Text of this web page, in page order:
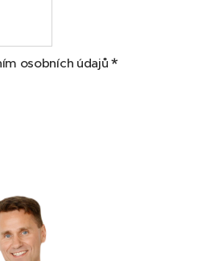
osobních údajů